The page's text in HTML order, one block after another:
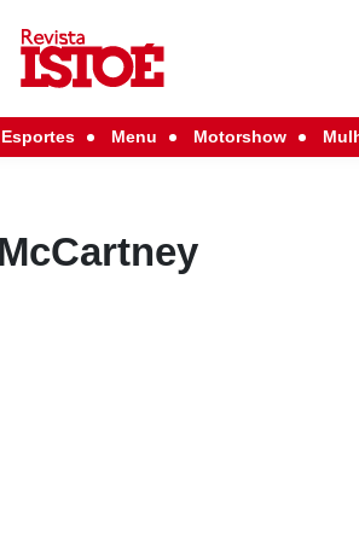
Esportes Menu Motorshow